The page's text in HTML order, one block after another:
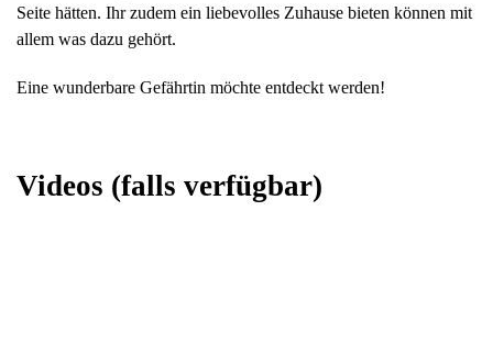
Seite hätten. Ihr zudem ein liebevolles Zuhause bieten können mit
allem was dazu gehört.
Eine wunderbare Gefährtin möchte entdeckt werden!
Videos (falls verfügbar)